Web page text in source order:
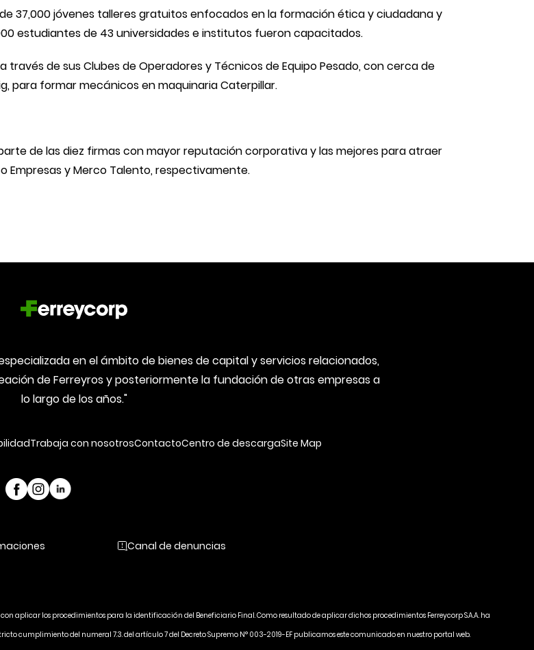
37,000 jóvenes talleres gratuitos enfocados en la formación ética y ciudadana y
estudiantes de 43 universidades e institutos fueron capacitados.
de sus Clubes de Operadores y Técnicos de Equipo Pesado, con cerca de
para formar mecánicos en maquinaria Caterpillar.
de las diez firmas con mayor reputación corporativa y las mejores para atraer
Empresas y Merco Talento, respectivamente.
en el ámbito de bienes de capital y servicios relacionados,
de Ferreyros y posteriormente la fundación de otras empresas a
lo largo de los años."
Trabaja con nosotrosContactoCentro de descargaSite Map
Canal de denuncias
con aplicar los procedimientos para la identificación del Beneficiario Final. Como resultado de aplicar dichos procedimientos Ferreycorp S.A.A. ha
cumplimiento del numeral 7.3. del artículo 7 del Decreto Supremo N° 003-2019-EF publicamos este comunicado en nuestro portal web.